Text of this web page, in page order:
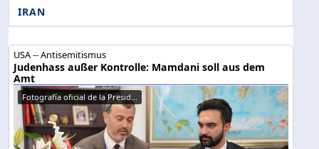
IRAN
USA -- Antisemitismus
Judenhass außer Kontrolle: Mamdani soll aus dem
Amt
Fotografía oficial de la Presid...